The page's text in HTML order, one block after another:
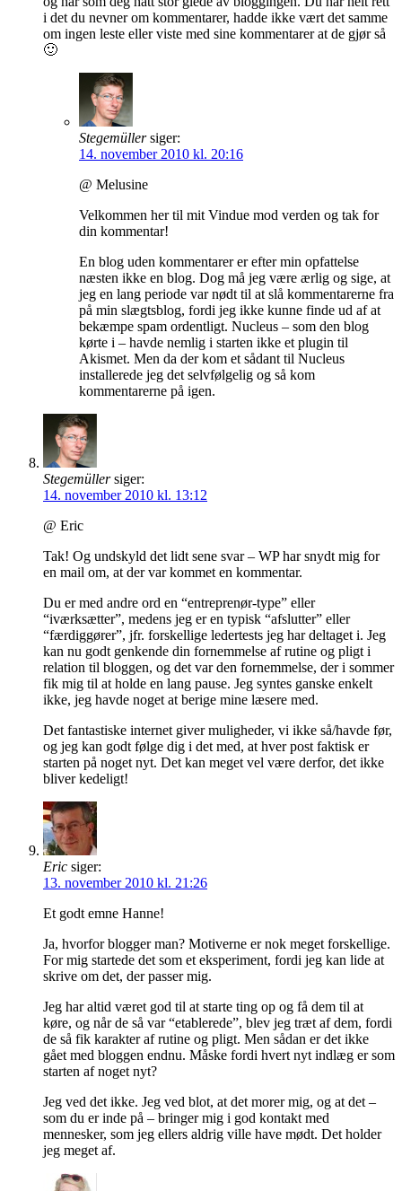
i det du nevner om kommentarer, hadde ikke vært det samme
om ingen leste eller viste med sine kommentarer at de gjør så
🙂
Stegemüller siger:
14. november 2010 kl. 20:16
@ Melusine
Velkommen her til mit Vindue mod verden og tak for
din kommentar!
En blog uden kommentarer er efter min opfattelse
næsten ikke en blog. Dog må jeg være ærlig og sige, at
jeg en lang periode var nødt til at slå kommentarerne fra
på min slægtsblog, fordi jeg ikke kunne finde ud af at
bekæmpe spam ordentligt. Nucleus – som den blog
kørte i – havde nemlig i starten ikke et plugin til
Akismet. Men da der kom et sådant til Nucleus
installerede jeg det selvfølgelig og så kom
kommentarerne på igen.
Stegemüller siger:
14. november 2010 kl. 13:12
@ Eric
Tak! Og undskyld det lidt sene svar – WP har snydt mig for
en mail om, at der var kommet en kommentar.
Du er med andre ord en “entreprenør-type” eller
“iværksætter”, medens jeg er en typisk “afslutter” eller
“færdiggører”, jfr. forskellige ledertests jeg har deltaget i. Jeg
kan nu godt genkende din fornemmelse af rutine og pligt i
relation til bloggen, og det var den fornemmelse, der i sommer
fik mig til at holde en lang pause. Jeg syntes ganske enkelt
ikke, jeg havde noget at berige mine læsere med.
Det fantastiske internet giver muligheder, vi ikke så/havde før,
og jeg kan godt følge dig i det med, at hver post faktisk er
starten på noget nyt. Det kan meget vel være derfor, det ikke
bliver kedeligt!
Eric siger:
13. november 2010 kl. 21:26
Et godt emne Hanne!
Ja, hvorfor blogger man? Motiverne er nok meget forskellige.
For mig startede det som et eksperiment, fordi jeg kan lide at
skrive om det, der passer mig.
Jeg har altid været god til at starte ting op og få dem til at
køre, og når de så var “etablerede”, blev jeg træt af dem, fordi
de så fik karakter af rutine og pligt. Men sådan er det ikke
gået med bloggen endnu. Måske fordi hvert nyt indlæg er som
starten af noget nyt?
Jeg ved det ikke. Jeg ved blot, at det morer mig, og at det –
som du er inde på – bringer mig i god kontakt med
mennesker, som jeg ellers aldrig ville have mødt. Det holder
jeg meget af.